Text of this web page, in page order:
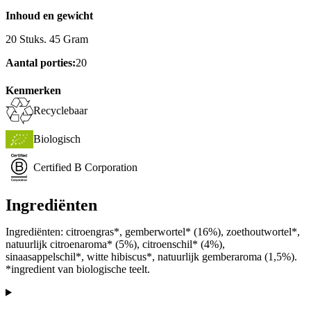
Inhoud en gewicht
20 Stuks. 45 Gram
Aantal porties:20
Kenmerken
Recyclebaar
Biologisch
Certified B Corporation
Ingrediënten
Ingrediënten: citroengras*, gemberwortel* (16%), zoethoutwortel*,
natuurlijk citroenaroma* (5%), citroenschil* (4%),
sinaasappelschil*, witte hibiscus*, natuurlijk gemberaroma (1,5%).
*ingredient van biologische teelt.